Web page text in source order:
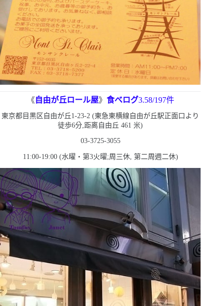
《 自由が丘ロール屋》 食べログ3.58/197件
東京都目黒区自由が丘1-23-2 (東急東横線自由が丘駅正面口より
徒歩6分,距离自由丘 461米)
03-3725-3055
11:00-19:00 (水曜・第3火曜;周三休, 第二周週二休)